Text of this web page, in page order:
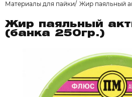
Материалы для пайки
Жир паяльный
Жир паяльный
(банка 250гр.)